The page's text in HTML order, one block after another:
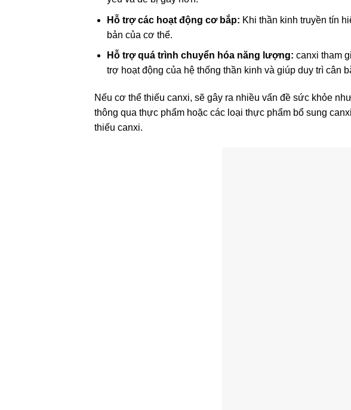
Hỗ trợ các hoạt động cơ bắp: Khi thần kinh truyền tín
bản của cơ thể.
Hỗ trợ quá trình chuyển hóa năng lượng: canxi tham
trợ hoạt động của hệ thống thần kinh và giúp duy trì cân
Nếu cơ thể thiếu canxi, sẽ gây ra nhiều vấn đề sức khỏe
thông qua thực phẩm hoặc các loại thực phẩm bổ sung
thiếu canxi.